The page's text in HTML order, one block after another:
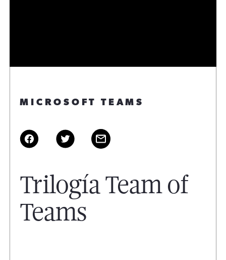
MICROSOFT TEAMS
Trilogía Team of
Teams